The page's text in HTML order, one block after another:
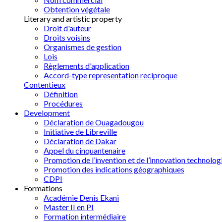
Obtention végétale
Literary and artistic property
Droit d'auteur
Droits voisins
Organismes de gestion
Lois
Règlements d'application
Accord-type representation reciproque
Contentieux
Définition
Procédures
Development
Déclaration de Ouagadougou
Initiative de Libreville
Déclaration de Dakar
Appel du cinquantenaire
Promotion de l’invention et de l’innovation
Promotion des indications géographiques
CDPI
Formations
Académie Denis Ekani
Master II en PI
Formation intermédiaire